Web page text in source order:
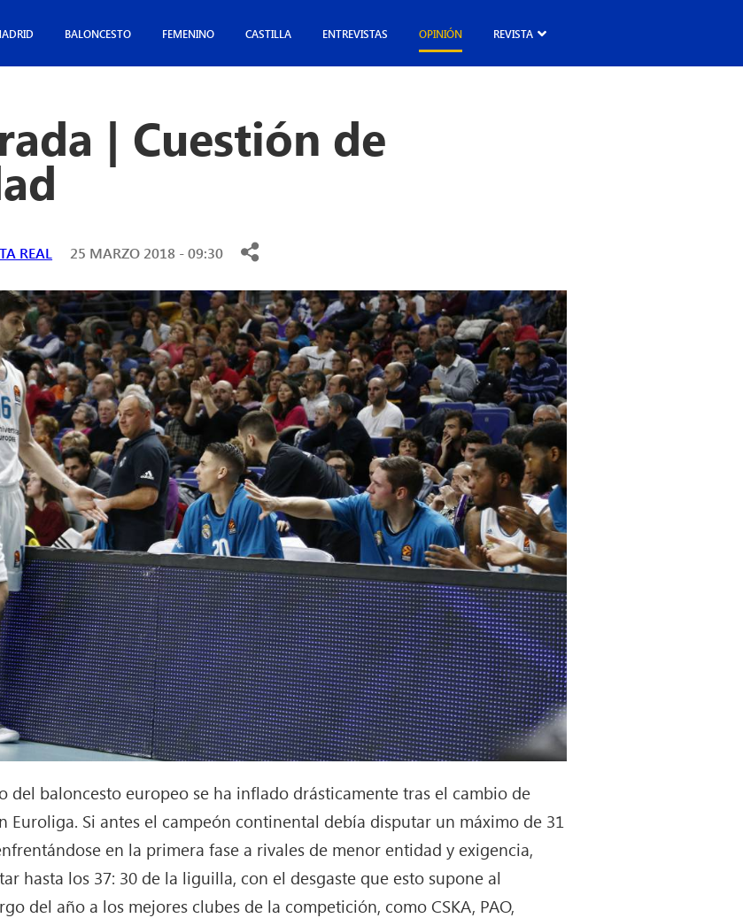
BALONCESTO FEMENINO CASTILLA ENTREVISTAS OPINIÓN REVISTA
| Cuestión de
REAL 25 MARZO 2018 - 09:30
del baloncesto europeo se ha inflado drásticamente tras el cambio de
Si antes el campeón continental debía disputar un máximo de 31
en la primera fase a rivales de menor entidad y exigencia,
hasta los 37: 30 de la liguilla, con el desgaste que esto supone al
del año a los mejores clubes de la competición, como CSKA, PAO,